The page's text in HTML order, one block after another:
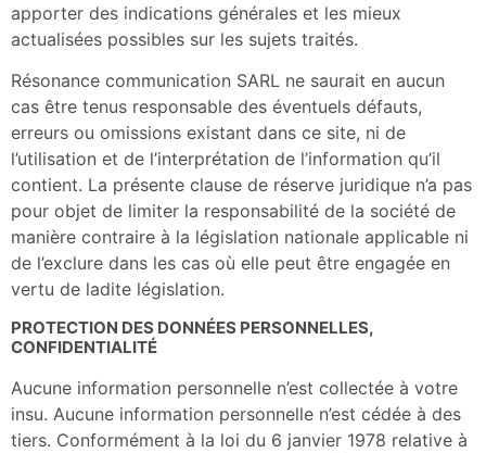
apporter des indications générales et les mieux
actualisées possibles sur les sujets traités.
Résonance communication SARL ne saurait en aucun
cas être tenus responsable des éventuels défauts,
erreurs ou omissions existant dans ce site, ni de
l’utilisation et de l’interprétation de l’information qu’il
contient. La présente clause de réserve juridique n’a pas
pour objet de limiter la responsabilité de la société de
manière contraire à la législation nationale applicable ni
de l’exclure dans les cas où elle peut être engagée en
vertu de ladite législation.
PROTECTION DES DONNÉES PERSONNELLES,
CONFIDENTIALITÉ
Aucune information personnelle n’est collectée à votre
insu. Aucune information personnelle n’est cédée à des
tiers. Conformément à la loi du 6 janvier 1978 relative à